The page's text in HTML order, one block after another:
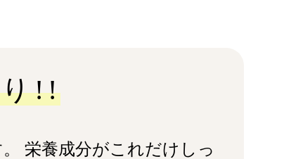
り!!
栄養成分がこれだけしっ